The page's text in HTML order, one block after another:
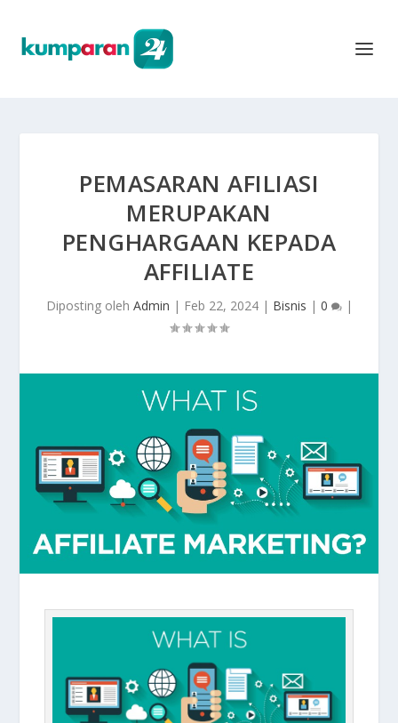
PEMASARAN AFILIASI
MERUPAKAN
PENGHARGAAN KEPADA
AFFILIATE
Diposting oleh Admin | Feb 22, 2024| Bisnis | 0 |